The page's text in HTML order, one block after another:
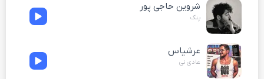
شروین حاجی پور
پتک
عرشیاس
عادی نی